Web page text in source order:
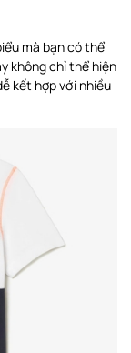
mà bạn có thể
không chỉ thể hiện
kết hợp với nhiều